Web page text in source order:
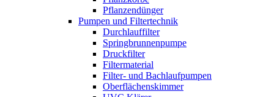
Pflanzendünger
Pumpen und Filtertechnik
Durchlauffilter
Springbrunnenpumpe
Druckfilter
Filtermaterial
Filter- und Bachlaufpumpen
Oberflächenskimmer